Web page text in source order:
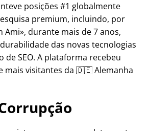
posições #1 globalmente
premium, incluindo, por
Ami , durante mais de 7 anos,
das novas tecnologias
de SEO. A plataforma recebeu
mais visitantes da 🇩🇪 Alemanha